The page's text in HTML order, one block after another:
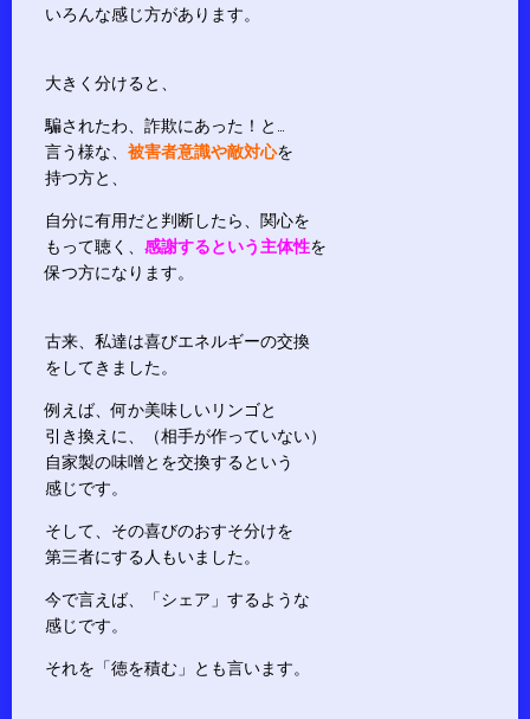
いろんな感じ方があります。
大きく分けると、
騙されたわ、詐欺にあった！と…
言う様な、 被害者意識や敵対心を
持つ方と、
自分に有用だと判断したら、関心を
もって聴く、 感謝するという主体性を
保つ方になります。
古来、私達は喜びエネルギーの交換
をしてきました。
例えば、何か美味しいリンゴと
引き換えに、（相手が作っていない）
自家製の味噌とを交換するという
感じです。
そして、その喜びのおすそ分けを
第三者にする人もいました。
今で言えば、「シェア」するような
感じです。
それを「徳を積む」とも言います。